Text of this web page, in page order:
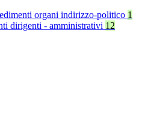
organi indirizzo-politico 1
dirigenti - amministrativi 12